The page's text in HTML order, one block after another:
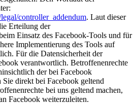
controller_addendum. Laut dieser
Erteilung der
Einsatz des Facebook-Tools und für
Implementierung des Tools auf
Für die Datensicherheit der
verantwortlich. Betroffenenrechte
der bei Facebook
direkt bei Facebook geltend
bei uns geltend machen,
Facebook weiterzuleiten.